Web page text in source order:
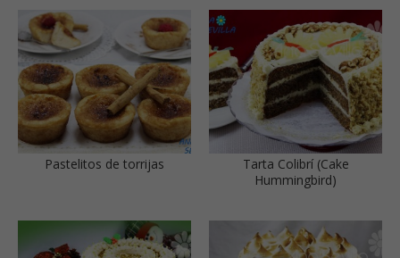
Pastelitos de torrijas
Tarta Colibrí (Cake
Hummingbird)